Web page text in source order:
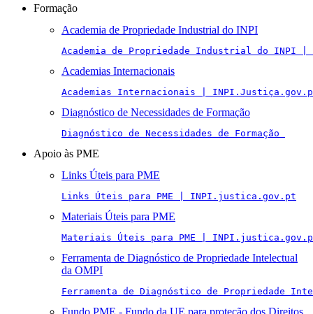
Formação
Academia de Propriedade Industrial do INPI
Academia de Propriedade Industrial do INPI
Academias Internacionais
Academias Internacionais |
Diagnóstico de Necessidades de Formação
Diagnóstico de Necessidades de Formação
Apoio às PME
Links Úteis para PME
Links Úteis para PME | INPI.justica.gov.pt
Materiais Úteis para PME
Materiais Úteis para PME |
Ferramenta de Diagnóstico de Propriedade Intelectual
da OMPI
Ferramenta de Diagnóstico de Propriedade
Fundo PME - Fundo da UE para proteção dos Direitos